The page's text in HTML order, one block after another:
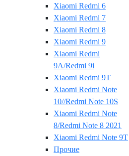
Xiaomi Redmi 6
Xiaomi Redmi 7
Xiaomi Redmi 8
Xiaomi Redmi 9
Xiaomi Redmi
9A/Redmi 9i
Xiaomi Redmi 9T
Xiaomi Redmi Note
10//Redmi Note 10S
Xiaomi Redmi Note
8/Redmi Note 8 2021
Xiaomi Redmi Note 9T
Прочие